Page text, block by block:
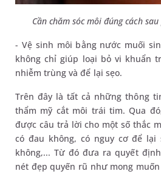
Cần chăm sóc môi đúng cách
- Vệ sinh môi bằng nước muối
không chỉ giúp loại bỏ vi khuẩn
nhiễm trùng và để lại sẹo.
Trên đây là tất cả những thông
thẩm mỹ cắt môi trái tim. Qua
được câu trả lời cho một số thắc
có đau không, có nguy cơ để lại
không,... Từ đó đưa ra quyết
nét đẹp quyến rũ như mong